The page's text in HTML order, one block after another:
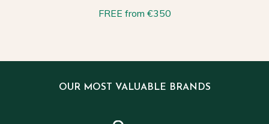
FREE from €350
OUR MOST VALUABLE BRANDS